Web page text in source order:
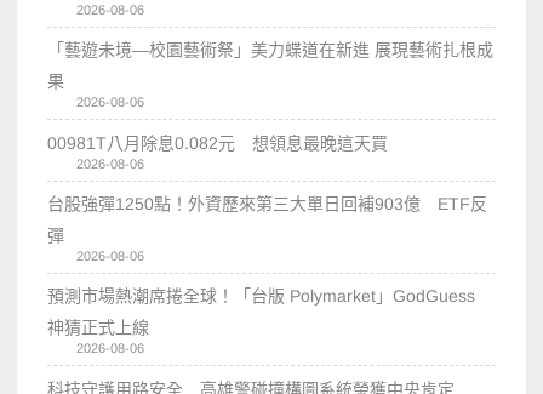
2026-08-06
「藝遊未境—校園藝術祭」美力蝶道在新進 展現藝術扎根成
果
2026-08-06
00981T八月除息0.082元 想領息最晚這天買
2026-08-06
台股強彈1250點！外資歷來第三大單日回補903億 ETF反
彈
2026-08-06
預測市場熱潮席捲全球！「台版 Polymarket」GodGuess
神猜正式上線
2026-08-06
科技守護用路安全 高雄警碰撞構圖系統榮獲中央肯定